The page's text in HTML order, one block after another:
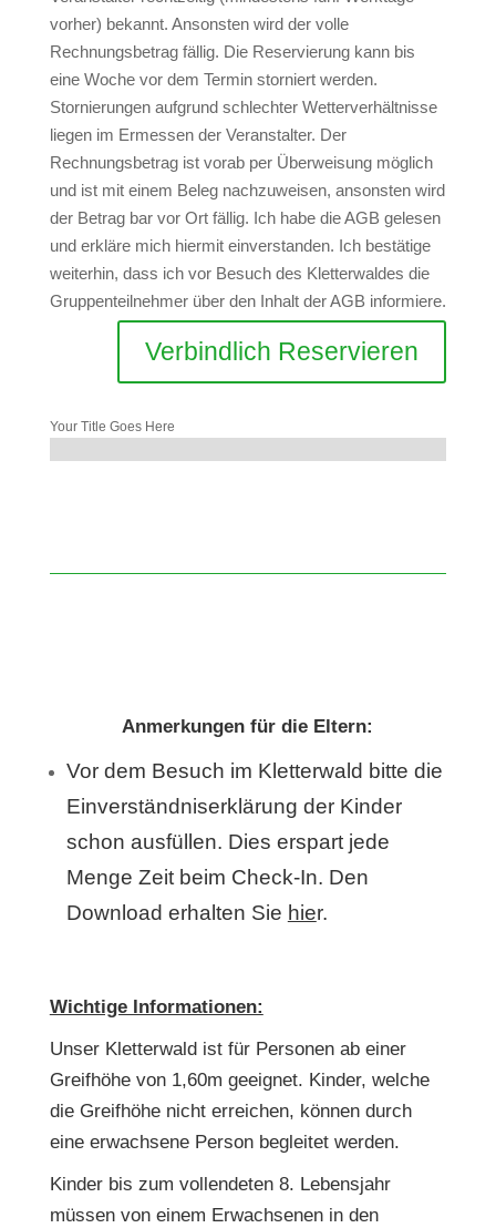
vorher) bekannt. Ansonsten wird der volle
Rechnungsbetrag fällig. Die Reservierung kann bis
eine Woche vor dem Termin storniert werden.
Stornierungen aufgrund schlechter Wetterverhältnisse
liegen im Ermessen der Veranstalter. Der
Rechnungsbetrag ist vorab per Überweisung möglich
und ist mit einem Beleg nachzuweisen, ansonsten wird
der Betrag bar vor Ort fällig. Ich habe die AGB gelesen
und erkläre mich hiermit einverstanden. Ich bestätige
weiterhin, dass ich vor Besuch des Kletterwaldes die
Gruppenteilnehmer über den Inhalt der AGB informiere.
Verbindlich Reservieren
Your Title Goes Here
Anmerkungen für die Eltern:
Vor dem Besuch im Kletterwald bitte die
Einverständniserklärung der Kinder
schon ausfüllen. Dies erspart jede
Menge Zeit beim Check-In. Den
Download erhalten Sie hier.
Wichtige Informationen:
Unser Kletterwald ist für Personen ab einer
Greifhöhe von 1,60m geeignet. Kinder, welche
die Greifhöhe nicht erreichen, können durch
eine erwachsene Person begleitet werden.
Kinder bis zum vollendeten 8. Lebensjahr
müssen von einem Erwachsenen in den